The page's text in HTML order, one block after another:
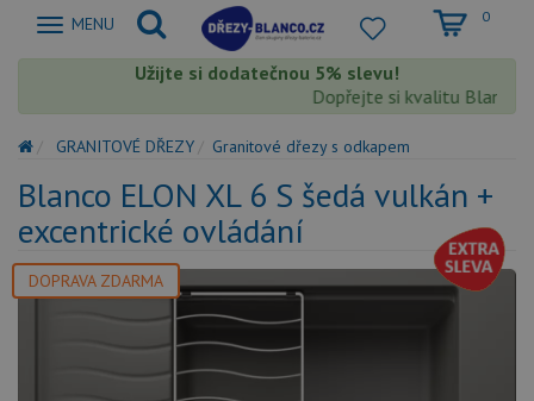
Zobrazit
MENU 0
Užijte si dodatečnou 5% slevu!
Dopřejte si kvalitu Blanco s
GRANITOVÉ DŘEZY Granitové dřezy s odkapem
Blanco ELON XL 6 S šedá vulkán +
excentrické ovládání
DOPRAVA ZDARMA